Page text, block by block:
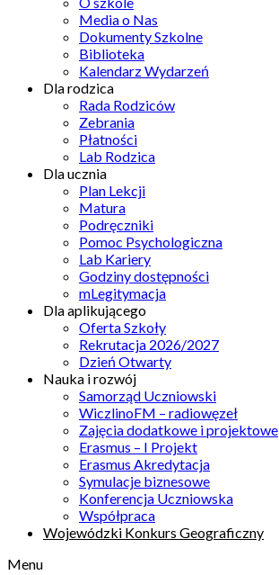
Media o Nas
Dokumenty Szkolne
Biblioteka
Kalendarz Wydarzeń
Dla rodzica
Rada Rodziców
Zebrania
Płatności
Lab Rodzica
Dla ucznia
Plan Lekcji
Matura
Podręczniki
Pomoc Psychologiczna
Lab Kariery
Godziny dostępności
mLegitymacja
Dla aplikującego
Oferta Szkoły
Rekrutacja 2026/2027
Dzień Otwarty
Nauka i rozwój
Samorząd Uczniowski
WiczlinoFM – radiowęzeł
Zajęcia dodatkowe i projektowe
Erasmus – I Projekt
Erasmus Akredytacja
Symulacje biznesowe
Konferencja Uczniowska
Współpraca
Wojewódzki Konkurs Geograficzny
Menu